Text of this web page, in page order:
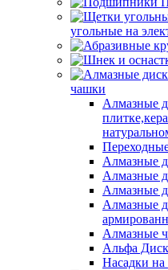
угольные на
чашки
Алмазные
Алмазные
Алмазные
Алмазные
Алмазные
Алмазные
Альфа
Насадки на